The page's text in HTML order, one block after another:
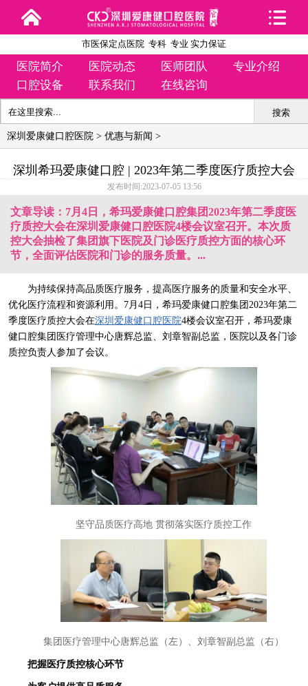
市医保定点医院 专科 专业 实力保证
医院简介 医院动态 医师团队
专业介绍
口腔设备
联系我们 在线咨询
搜索
深圳爱康健口腔医院 > 优惠与新闻 >
深圳希玛爱康健口腔 | 2023年第二季度医疗质控大会
发布时间:2023-07-05 13:56
文章导读：7月4日，希玛爱康健口腔集团2023年第二季度医
疗质控大会在深圳爱康健口腔医院4楼会议室召开。本次质
控大会抽检了集团旗下医院及门诊医疗质控方面的核心环
节，全面评估医院和门诊的服务质量。...
为持续保持高品质医疗服务，提高医疗服务的质量和安全水平、
优化医疗流程和资源利用。7月4日，希玛爱康健口腔集团2023年第二
季度医疗质控大会在深圳爱康健口腔医院4楼会议室召开，希玛爱康
健口腔集团医疗管理中心唐辉总监、刘章智副总监，医院以及各门诊
质控负责人参加了会议。
坚守品质医疗高地 贯彻落实医疗质控工作
集团医疗管理中心唐辉总监（左）、刘章智副总监（右）
把握医疗质控核心环节